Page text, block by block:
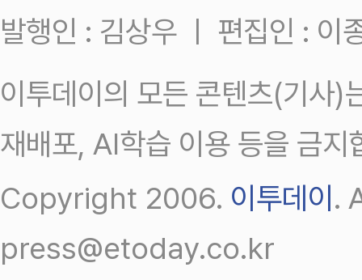
발행인 : 김상우 ㅣ 편집인 : 이
이투데이의 모든 콘텐츠(기사)
재배포, AI학습 이용 등을 금지
Copyright 2006. 이투데이.
press@etoday.co.kr